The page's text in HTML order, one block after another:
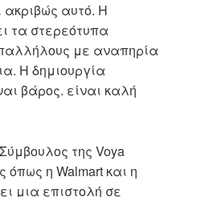
ακριβώς αυτό. Η
τα στερεότυπα
με αναπηρία
Η δημιουργία
βάρος. είναι καλή
της Voya
όπως η Walmart και η
μια επιστολή σε